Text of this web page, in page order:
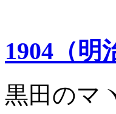
1904（明
黒田のマ